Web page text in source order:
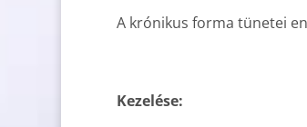
A krónikus forma tünetei
Kezelése: